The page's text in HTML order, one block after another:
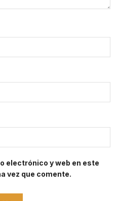
electrónico y web en este
vez que comente.